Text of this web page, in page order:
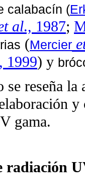
calabacín (
al., 1987;
(Mercier
1999) y
se reseña
gama.
radiación